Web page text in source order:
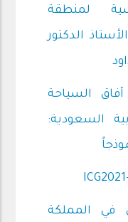
لمنطقة
الدكتور
السياحة
السعودية:
في المملكة